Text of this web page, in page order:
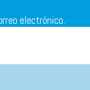
electrónico.